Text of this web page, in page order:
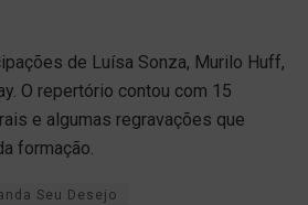
de Luísa Sonza, Murilo Huff,
O repertório contou com 15
e algumas regravações que
formação.
Seu Desejo